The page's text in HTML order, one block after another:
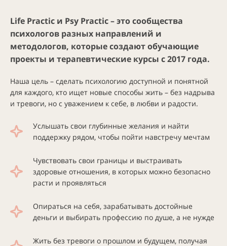
Life Practic и Psy Practic – это сообщества
психологов разных направлений и
методологов, которые создают обучающие
проекты и терапевтические курсы с 2017 года.
Наша цель – сделать психологию доступной и понятной
для каждого, кто ищет новые способы жить – без надрыва
и тревоги, но с уважением к себе, в любви и радости.
Услышать свои глубинные желания и найти
поддержку рядом, чтобы пойти навстречу мечтам
Чувствовать свои границы и выстраивать
здоровые отношения, в которых можно безопасно
расти и проявляться
Опираться на себя, зарабатывать достойные
деньги и выбирать профессию по душе, а не нужде
Жить без тревоги о прошлом и будущем, получая